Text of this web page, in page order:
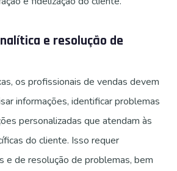
e resolução de
os profissionais de vendas devem
informações, identificar problemas
personalizadas que atendam às
do cliente. Isso requer
e de resolução de problemas, bem